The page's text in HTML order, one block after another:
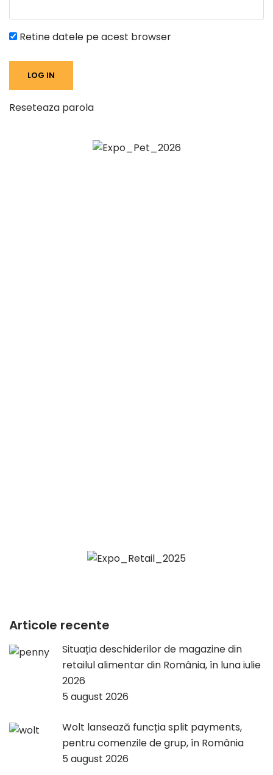
Retine datele pe acest browser
Reseteaza parola
Articole recente
Situația deschiderilor de magazine din
retailul alimentar din România, în luna iulie
2026
5 august 2026
Wolt lansează funcția split payments,
pentru comenzile de grup, în România
5 august 2026